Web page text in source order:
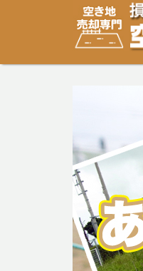
空き地・土地
り安めの売却